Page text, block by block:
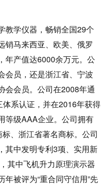
学仪器，畅销全国29个
销马来西亚、欧美、俄罗
年产值达6000余万元。公
会员，还是浙江省、宁波
会会员。公司在2008年通
系认证，并在2016年获得
等级AAA企业。公司拥有
、浙江省著名商标。公司
其中发明专利3项、实用新
其中飞机升力原理演示器
被评为“重合同守信用”先